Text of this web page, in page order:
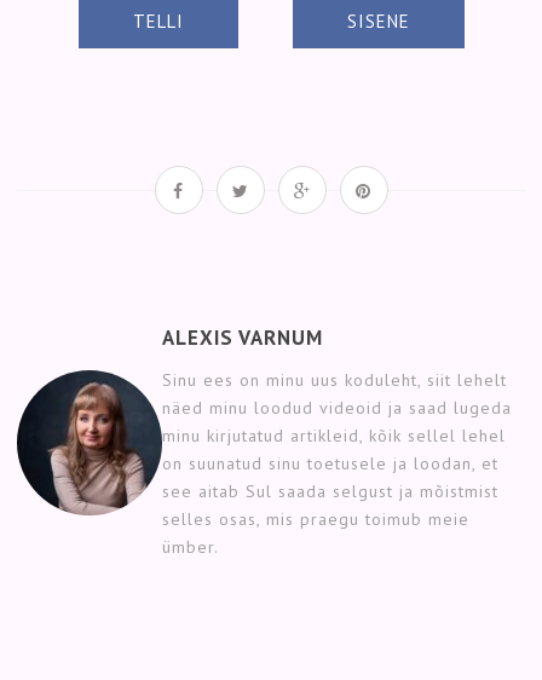
TELLI SISENE
ALEXIS VARNUM
Sinu ees on minu uus koduleht, siit lehelt
näed minu loodud videoid ja saad lugeda
minu kirjutatud artikleid, kõik sellel lehel
on suunatud sinu toetusele ja loodan, et
see aitab Sul saada selgust ja mõistmist
selles osas, mis praegu toimub meie
ümber.